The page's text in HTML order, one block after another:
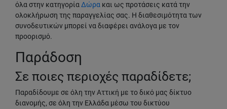
όλα στην κατηγορίαΔώρα και ως προτάσεις κατά την
ολοκλήρωση της παραγγελίας σας. Η διαθεσιμότητα των
συνοδευτικών μπορεί να διαφέρει ανάλογα με τον
προορισμό.
Παράδοση
Σε ποιες περιοχές παραδίδετε;
Παραδίδουμε σε όλη την Αττική με το δικό μας δίκτυο
διανομής, σε όλη την Ελλάδα μέσω του δικτύου